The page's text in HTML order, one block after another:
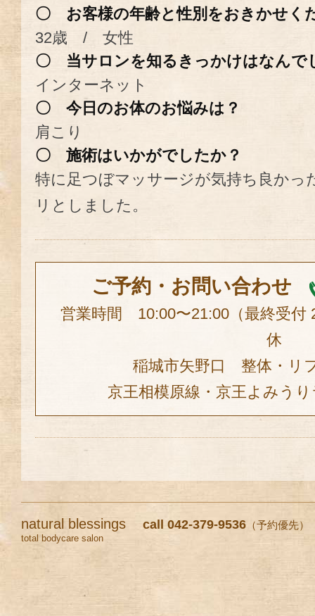
〇 お客様の年齢と性別をおきかせく
32歳 / 女性
〇 当サロンを知るきっかけはなんで
インターネット
〇 今日のお体のお悩みは？
肩こり
〇 施術はいかがでしたか？
特に足つぼマッサージが気持ち良かっ
リとしました。
ご予約・お問い合わせ
営業時間 10:00〜21:00（最終受
休
稲城市矢野口 整体・リ
京王相模原線・京王よみう
natural blessings call 042-379-9536 （予約優先）
total bodycare salon